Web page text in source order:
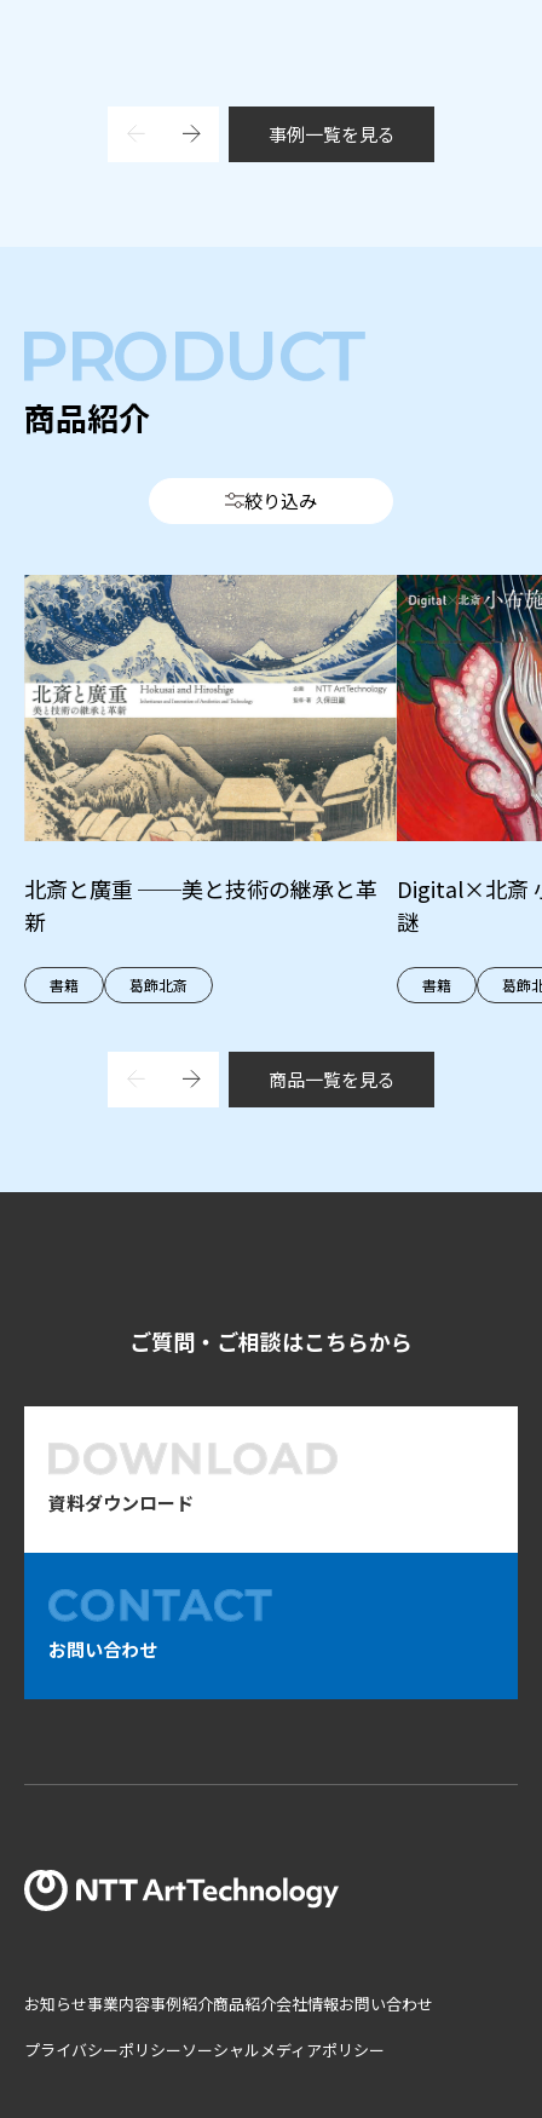
事例一覧を見る
商品紹介
絞り込み
北斎と廣重 ──美と技術の継承と革
新
書籍 葛飾北斎
Digital×北斎
謎
書籍 葛飾
商品一覧を見る
ご質問・ご相談はこちらから
資料ダウンロード
お問い合わせ
お知らせ事業内容事例紹介商品紹介会社情報お問い合わせ
プライバシーポリシーソーシャルメディアポリシー